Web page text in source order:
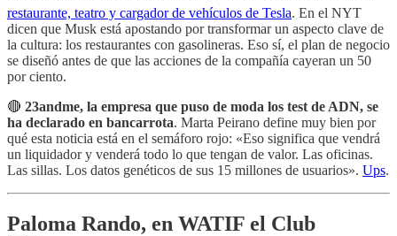
restaurante, teatro y cargador de vehículos de Tesla. En el NYT
dicen que Musk está apostando por transformar un aspecto clave de
la cultura: los restaurantes con gasolineras. Eso sí, el plan de negocio
se diseñó antes de que las acciones de la compañía cayeran un 50
por ciento.
🔴 23andme, la empresa que puso de moda los test de ADN, se
ha declarado en bancarrota. Marta Peirano define muy bien por
qué esta noticia está en el semáforo rojo: «Eso significa que vendrá
un liquidador y venderá todo lo que tengan de valor. Las oficinas.
Las sillas. Los datos genéticos de sus 15 millones de usuarios». Ups.
Paloma Rando, en WATIF el Club